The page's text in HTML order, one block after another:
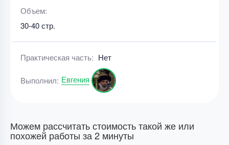
Объем:
30-40 стр.
Практическая часть: Нет
Выполнил: Евгения
Можем рассчитать стоимость такой же или
похожей работы за 2 минуты